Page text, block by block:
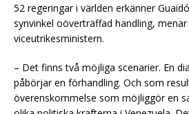
52 regeringar i världen erkänner
synvinkel oöverträffad handling,
viceutrikesministern.
– Det finns två möjliga scenarier. En
påbörjar en förhandling. Och som
överenskommelse som möjliggör en